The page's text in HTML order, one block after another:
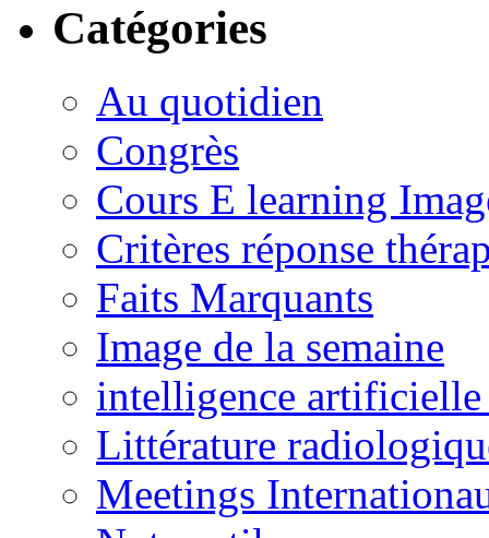
Catégories
Au quotidien
Congrès
Cours E learning
Critères réponse
Faits Marquants
Image de la semaine
intelligence
Littérature
Meetings